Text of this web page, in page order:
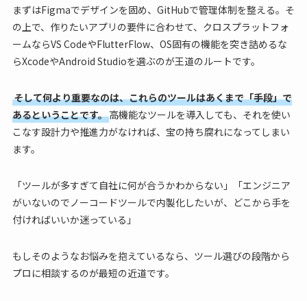
まずはFigmaでデザインを固め、GitHubで管理体制を整える。そ
の上で、作りたいアプリの要件に合わせて、クロスプラットフォ
ームならVS CodeやFlutterFlow、OS固有の機能を突き詰めるな
らXcodeやAndroid Studioを選ぶのが王道のルートです。
そして何より重要なのは、これらのツールはあくまで「手段」で
あるということです。高機能なツールを導入しても、それを使い
こなす設計力や推進力がなければ、宝の持ち腐れになってしまい
ます。
「ツールが多すぎて自社に何が合うかわからない」「エンジニア
がいないのでノーコードツールで内製化したいが、どこから手を
付ければいいか迷っている」
もしそのようなお悩みを抱えているなら、ツール選びの段階から
プロに相談するのが最短の近道です。